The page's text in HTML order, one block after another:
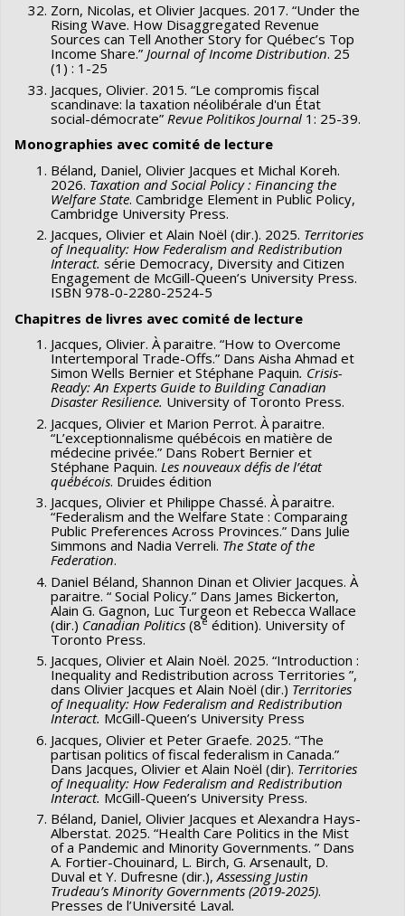
Zorn, Nicolas, et Olivier Jacques. 2017. “Under the
Rising Wave. How Disaggregated Revenue
Sources can Tell Another Story for Québec’s Top
Income Share.” Journal of Income Distribution. 25
(1) : 1-25
Jacques, Olivier. 2015. “Le compromis fiscal
scandinave: la taxation néolibérale d'un État
social-démocrate” Revue Politikos Journal 1: 25-39.
Monographies avec comité de lecture
Béland, Daniel, Olivier Jacques et Michal Koreh.
2026. Taxation and Social Policy : Financing the
Welfare State. Cambridge Element in Public Policy,
Cambridge University Press.
Jacques, Olivier et Alain Noël (dir.). 2025. Territories
of Inequality: How Federalism and Redistribution
Interact. série Democracy, Diversity and Citizen
Engagement de McGill-Queen’s University Press.
ISBN 978-0-2280-2524-5
Chapitres de livres avec comité de lecture
Jacques, Olivier. À paraitre. “How to Overcome
Intertemporal Trade-Offs.” Dans Aisha Ahmad et
Simon Wells Bernier et Stéphane Paquin. Crisis-
Ready: An Experts Guide to Building Canadian
Disaster Resilience. University of Toronto Press.
Jacques, Olivier et Marion Perrot. À paraitre.
“L’exceptionnalisme québécois en matière de
médecine privée.” Dans Robert Bernier et
Stéphane Paquin. Les nouveaux défis de l’état
québécois. Druides édition
Jacques, Olivier et Philippe Chassé. À paraitre.
“Federalism and the Welfare State : Comparaing
Public Preferences Across Provinces.” Dans Julie
Simmons and Nadia Verreli. The State of the
Federation.
Daniel Béland, Shannon Dinan et Olivier Jacques. À
paraitre. “ Social Policy.” Dans James Bickerton,
Alain G. Gagnon, Luc Turgeon et Rebecca Wallace
(dir.) Canadian Politics (8e édition). University of
Toronto Press.
Jacques, Olivier et Alain Noël. 2025. “Introduction :
Inequality and Redistribution across Territories ”,
dans Olivier Jacques et Alain Noël (dir.) Territories
of Inequality: How Federalism and Redistribution
Interact. McGill-Queen’s University Press
Jacques, Olivier et Peter Graefe. 2025. “The
partisan politics of fiscal federalism in Canada.”
Dans Jacques, Olivier et Alain Noël (dir). Territories
of Inequality: How Federalism and Redistribution
Interact. McGill-Queen’s University Press.
Béland, Daniel, Olivier Jacques et Alexandra Hays-
Alberstat. 2025. “Health Care Politics in the Mist
of a Pandemic and Minority Governments. ” Dans
A. Fortier-Chouinard, L. Birch, G. Arsenault, D.
Duval et Y. Dufresne (dir.),Assessing Justin
Trudeau’s Minority Governments (2019-2025).
Presses de l’Université Laval.